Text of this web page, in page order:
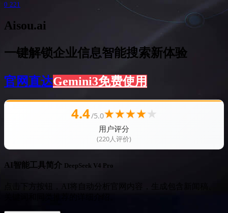
0 221
Aisou.ai
一键解锁企业信息智能搜索新体验
官网直达Gemini3免费使用
4.4/5.0★★★★★
用户评分
(220人评价)
AI智能工具简介 DeepSeek V4 Pro